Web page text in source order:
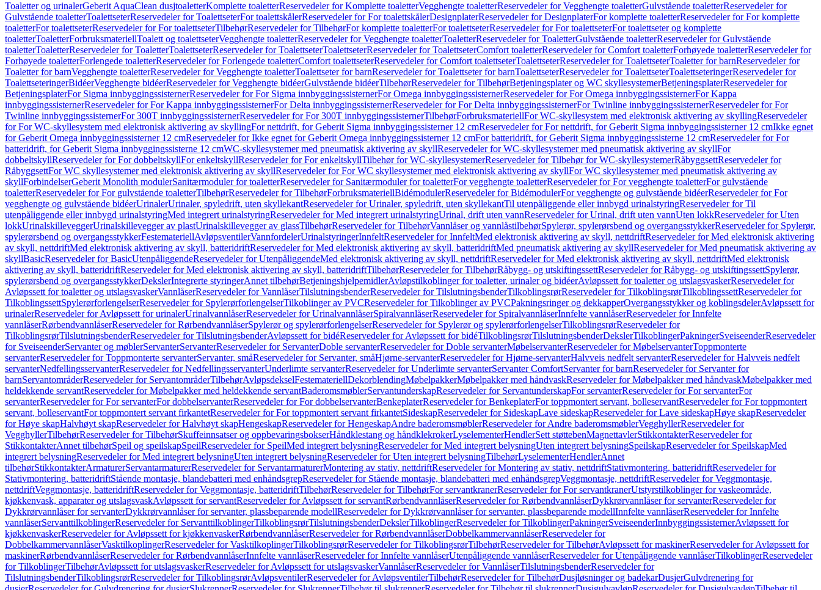
Toaletter og urinalerGeberit AquaClean dusjtoaletterKomplette toaletterReservedeler for Komplette toaletterVegghengte toaletterReservedeler for Vegghengte toaletterGulvstående toaletterReservedeler for
Gulvstående toaletterToalettseterReservedeler for ToalettseterFor toalettskålerReservedeler for For toalettskålerDesignplaterReservedeler for DesignplaterFor komplette toaletterReservedeler for For komplette
toaletterFor toalettseterReservedeler for For toalettseterTilbehørReservedeler for TilbehørFor komplette toaletterFor toalettseterReservedeler for For toalettseterFor toalettseter og komplette
toaletterToaletterForbruksmateriellToalett og toalettseterVegghengte toaletterReservedeler for Vegghengte toaletterToaletterReservedeler for ToaletterGulvstående toaletterReservedeler for Gulvstående
toaletterToaletterReservedeler for ToaletterToalettseterReservedeler for ToalettseterToalettseterReservedeler for ToalettseterComfort toaletterReservedeler for Comfort toaletterForhøyede toaletterReservedeler for
Forhøyede toaletterForlengede toaletterReservedeler for Forlengede toaletterComfort toalettseterReservedeler for Comfort toalettseterToalettseterReservedeler for ToalettseterToaletter for barnReservedeler for
Toaletter for barnVegghengte toaletterReservedeler for Vegghengte toaletterToalettseter for barnReservedeler for Toalettseter for barnToalettseterReservedeler for ToalettseterToalettseteringerReservedeler for
ToalettseteringerBidéerVegghengte bidéerReservedeler for Vegghengte bidéerGulvstående bidéerTilbehørReservedeler for TilbehørBetjeningsplater og WC skyllesystemerBetjeningsplaterReservedeler for
BetjeningsplaterFor Sigma innbyggingssisternerReservedeler for For Sigma innbyggingssisternerFor Omega innbyggingssisternerReservedeler for For Omega innbyggingssisternerFor Kappa
innbyggingssisternerReservedeler for For Kappa innbyggingssisternerFor Delta innbyggingssisternerReservedeler for For Delta innbyggingssisternerFor Twinline innbyggingssisternerReservedeler for For
Twinline innbyggingssisternerFor 300T innbyggingssisternerReservedeler for For 300T innbyggingssisternerTilbehørForbruksmateriellFor WC-skyllesystem med elektronisk aktivering av skyllingReservedeler
for For WC-skyllesystem med elektronisk aktivering av skyllingFor nettdrift, for Geberit Sigma innbyggingssisterner 12 cmReservedeler for For nettdrift, for Geberit Sigma innbyggingssisterner 12 cmIkke egnet
for Geberit Omega innbyggingssisterner 12 cmReservedeler for Ikke egnet for Geberit Omega innbyggingssisterner 12 cmFor batteridrift, for Geberit Sigma innbyggingssisterne 12 cmReservedeler for For
batteridrift, for Geberit Sigma innbyggingssisterne 12 cmWC-skyllesystemer med pneumatisk aktivering av skyllReservedeler for WC-skyllesystemer med pneumatisk aktivering av skyllFor
dobbeltskyllReservedeler for For dobbeltskyllFor enkeltskyllReservedeler for For enkeltskyllTilbehør for WC-skyllesystemerReservedeler for Tilbehør for WC-skyllesystemerRåbyggsettReservedeler for
RåbyggsettFor WC skyllesystemer med elektronisk aktivering av skyllReservedeler for For WC skyllesystemer med elektronisk aktivering av skyllFor WC skyllesystemer med pneumatisk aktivering av
skyllForbindelserGeberit Monolith modulerSanitærmoduler for toaletterReservedeler for Sanitærmoduler for toaletterFor vegghengte toaletterReservedeler for For vegghengte toaletterFor gulvstående
toaletterReservedeler for For gulvstående toaletterTilbehørReservedeler for TilbehørForbruksmateriellBidémodulerReservedeler for BidémodulerFor vegghengte og gulvstående bidéerReservedeler for For
vegghengte og gulvstående bidéerUrinalerUrinaler, spyledrift, uten skyllekantReservedeler for Urinaler, spyledrift, uten skyllekantTil utenpåliggende eller innbygd urinalstyringReservedeler for Til
utenpåliggende eller innbygd urinalstyringMed integrert urinalstyringReservedeler for Med integrert urinalstyringUrinal, drift uten vannReservedeler for Urinal, drift uten vannUten lokkReservedeler for Uten
lokkUrinalskilleveggerUrinalskillevegger av plastUrinalskillevegger av glassTilbehørReservedeler for TilbehørVannlåser og vannlåstilbehørSpylerør, spylerørsbend og overgangsstykkerReservedeler for Spylerør,
spylerørsbend og overgangsstykkerFestemateriellAvløpsventilerVannfordelerUrinalstyringerInnfeltReservedeler for InnfeltMed elektronisk aktivering av skyll, nettdriftReservedeler for Med elektronisk aktivering
av skyll, nettdriftMed elektronisk aktivering av skyll, batteridriftReservedeler for Med elektronisk aktivering av skyll, batteridriftMed pneumatisk aktivering av skyllReservedeler for Med pneumatisk aktivering av
skyllBasicReservedeler for BasicUtenpåliggendeReservedeler for UtenpåliggendeMed elektronisk aktivering av skyll, nettdriftReservedeler for Med elektronisk aktivering av skyll, nettdriftMed elektronisk
aktivering av skyll, batteridriftReservedeler for Med elektronisk aktivering av skyll, batteridriftTilbehørReservedeler for TilbehørRåbygg- og utskiftingssettReservedeler for Råbygg- og utskiftingssettSpylerør,
spylerørsbend og overgangsstykkerDekslerIntegrerte styringerAnnet tilbehørBetjeningshjelpemidlerAvløpstilkoblinger for toaletter, urinaler og bidéerAvløpssett for toaletter og utslagsvaskerReservedeler for
Avløpssett for toaletter og utslagsvaskerVannlåserReservedeler for VannlåserTilslutningsbenderReservedeler for TilslutningsbenderTilkoblingsrørReservedeler for TilkoblingsrørTilkoblingssettReservedeler for
TilkoblingssettSpylerørforlengelserReservedeler for SpylerørforlengelserTilkoblinger av PVCReservedeler for Tilkoblinger av PVCPakningsringer og dekkapperOvergangsstykker og koblingsdelerAvløpssett for
urinalerReservedeler for Avløpssett for urinalerUrinalvannlåserReservedeler for UrinalvannlåserSpiralvannlåserReservedeler for SpiralvannlåserInnfelte vannlåserReservedeler for Innfelte
vannlåserRørbendvannlåserReservedeler for RørbendvannlåserSpylerør og spylerørforlengelserReservedeler for Spylerør og spylerørforlengelserTilkoblingsrørReservedeler for
TilkoblingsrørTilslutningsbenderReservedeler for TilslutningsbenderAvløpssett for bidéReservedeler for Avløpssett for bidéTilkoblingsrørTilslutningsbenderDekslerTilkoblingerPakningerSveiseenderReservedeler
for SveiseenderServanter og møblerServanterServanterReservedeler for ServanterDoble servanterReservedeler for Doble servanterMøbelservanterReservedeler for MøbelservanterToppmonterte
servanterReservedeler for Toppmonterte servanterServanter, småReservedeler for Servanter, småHjørne-servanterReservedeler for Hjørne-servanterHalvveis nedfelt servanterReservedeler for Halvveis nedfelt
servanterNedfellingsservanterReservedeler for NedfellingsservanterUnderlimte servanterReservedeler for Underlimte servanterServanter ComfortServanter for barnReservedeler for Servanter for
barnServantområderReservedeler for ServantområderTilbehørAvløpsdekselFestemateriellDekorblendingMøbelpakkerMøbelpakker med håndvaskReservedeler for Møbelpakker med håndvaskMøbelpakker med
heldekkende servantReservedeler for Møbelpakker med heldekkende servantBaderomsmøblerServantunderskapReservedeler for ServantunderskapFor servanterReservedeler for For servanterFor
servanterReservedeler for For servanterFor dobbelservanterReservedeler for For dobbelservanterBenkeplaterReservedeler for BenkeplaterFor toppmontert servant, bolleservantReservedeler for For toppmontert
servant, bolleservantFor toppmontert servant firkantetReservedeler for For toppmontert servant firkantetSideskapReservedeler for SideskapLave sideskapReservedeler for Lave sideskapHøye skapReservedeler
for Høye skapHalvhøyt skapReservedeler for Halvhøyt skapHengeskapReservedeler for HengeskapAndre baderomsmøblerReservedeler for Andre baderomsmøblerVegghyllerReservedeler for
VegghyllerTilbehørReservedeler for TilbehørSkuffeinnsatser og oppbevaringsbokserHåndklestang og håndklekrokerLyselementerHendlerSett støttebenMagnettavlerStikkontakterReservedeler for
StikkontakterAnnet tilbehørSpeil og speilskapSpeilReservedeler for SpeilMed integrert belysningReservedeler for Med integrert belysningUten integrert belysningSpeilskapReservedeler for SpeilskapMed
integrert belysningReservedeler for Med integrert belysningUten integrert belysningReservedeler for Uten integrert belysningTilbehørLyselementerHendlerAnnet
tilbehørStikkontakterArmaturerServantarmaturerReservedeler for ServantarmaturerMontering av stativ, nettdriftReservedeler for Montering av stativ, nettdriftStativmontering, batteridriftReservedeler for
Stativmontering, batteridriftStående montasje, blandebatteri med enhåndsgrepReservedeler for Stående montasje, blandebatteri med enhåndsgrepVeggmontasje, nettdriftReservedeler for Veggmontasje,
nettdriftVeggmontasje, batteridriftReservedeler for Veggmontasje, batteridriftTilbehørReservedeler for TilbehørFor servantkranerReservedeler for For servantkranerUtstyrstilkoblinger for vaskeområde,
kjøkkenvask, apparater og utslagsvaskAvløpssett for servantReservedeler for Avløpssett for servantRørbendvannlåserReservedeler for RørbendvannlåserDykkrørvannlåser for servanterReservedeler for
Dykkrørvannlåser for servanterDykkrørvannlåser for servanter, plassbeparende modellReservedeler for Dykkrørvannlåser for servanter, plassbeparende modellInnfelte vannlåserReservedeler for Innfelte
vannlåserServanttilkoblingerReservedeler for ServanttilkoblingerTilkoblingsrørTilslutningsbenderDekslerTilkoblingerReservedeler for TilkoblingerPakningerSveiseenderInnbyggingssisternerAvløpssett for
kjøkkenvaskerReservedeler for Avløpssett for kjøkkenvaskerRørbendvannlåserReservedeler for RørbendvannlåserDobbelkammervannlåserReservedeler for
DobbelkammervannlåserVasktilkoplingerReservedeler for VasktilkoplingerTilkoblingsrørReservedeler for TilkoblingsrørTilbehørReservedeler for TilbehørAvløpssett for maskinerReservedeler for Avløpssett for
maskinerRørbendvannlåserReservedeler for RørbendvannlåserInnfelte vannlåserReservedeler for Innfelte vannlåserUtenpåliggende vannlåserReservedeler for Utenpåliggende vannlåserTilkoblingerReservedeler
for TilkoblingerTilbehørAvløpssett for utslagsvaskerReservedeler for Avløpssett for utslagsvaskerVannlåserReservedeler for VannlåserTilslutningsbenderReservedeler for
TilslutningsbenderTilkoblingsrørReservedeler for TilkoblingsrørAvløpsventilerReservedeler for AvløpsventilerTilbehørReservedeler for TilbehørDusjløsninger og badekarDusjerGulvdrenering for